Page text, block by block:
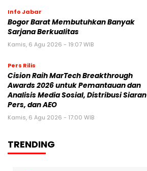
Info Jabar
Bogor Barat Membutuhkan Banyak
Sarjana Berkualitas
Kamis, 6 Agu 2026 - 19:07 WIB
Pers Rilis
Cision Raih MarTech Breakthrough
Awards 2026 untuk Pemantauan dan
Analisis Media Sosial, Distribusi Siaran
Pers, dan AEO
Kamis, 6 Agu 2026 - 17:00 WIB
TRENDING